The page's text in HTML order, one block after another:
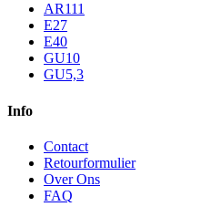
AR111
E27
E40
GU10
GU5,3
Info
Contact
Retourformulier
Over Ons
FAQ